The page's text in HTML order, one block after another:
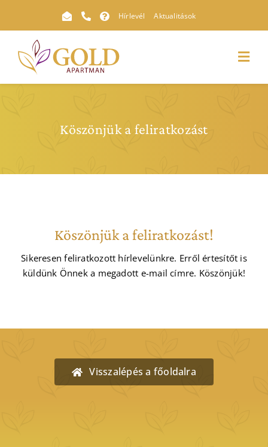
Hírlevél Aktualitások
Köszönjük a feliratkozást
Köszönjük a feliratkozást!
Sikeresen feliratkozott hírlevelünkre. Erről értesítőt is
küldünk Önnek a megadott e-mail címre. Köszönjük!
Visszalépés a főoldalra